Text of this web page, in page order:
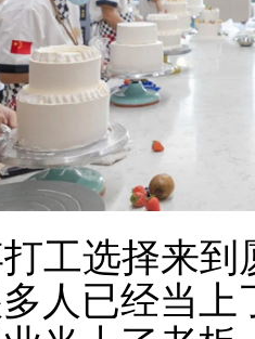
工选择来
人已经当